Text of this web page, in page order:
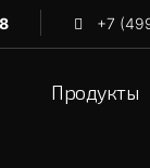
+7
Продукты